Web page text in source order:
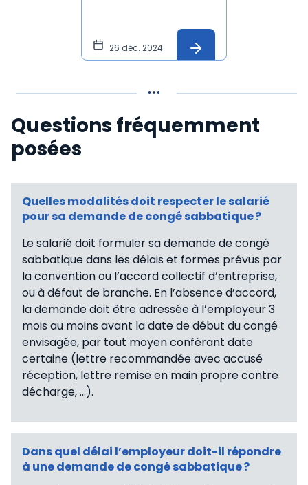
26 déc. 2024
Questions fréquemment
posées
Quelles modalités doit respecter le salarié
pour sa demande de congé sabbatique ?
Le salarié doit formuler sa demande de congé
sabbatique dans les délais et formes prévus par
la convention ou l’accord collectif d’entreprise,
ou à défaut de branche. En l’absence d’accord,
la demande doit être adressée à l’employeur 3
mois au moins avant la date de début du congé
envisagée, par tout moyen conférant date
certaine (lettre recommandée avec accusé
réception, lettre remise en main propre contre
décharge, …).
Dans quel délai l’employeur doit-il répondre
à une demande de congé sabbatique ?